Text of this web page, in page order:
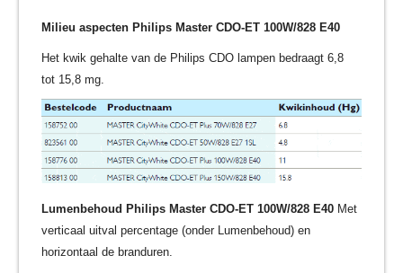
Milieu aspecten Philips Master CDO-ET 100W/828 E40
Het kwik gehalte van de Philips CDO lampen bedraagt 6,8
tot 15,8 mg.
Lumenbehoud Philips Master CDO-ET 100W/828 E40 Met
verticaal uitval percentage (onder Lumenbehoud) en
horizontaal de branduren.